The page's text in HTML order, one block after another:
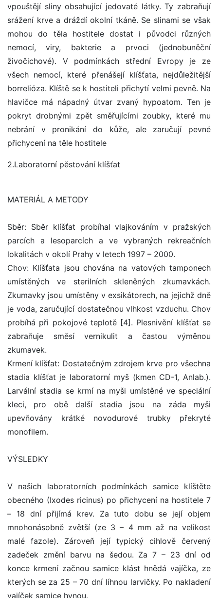
vpouštějí sliny obsahující jedovaté látky. Ty zabraňují
srážení krve a dráždí okolní tkáně. Se slinami se však
mohou do těla hostitele dostat i původci různých
nemocí, viry, bakterie a prvoci (jednobuněční
živočichové). V podmínkách střední Evropy je ze
všech nemocí, které přenášejí klíšťata, nejdůležitější
borrelióza. Klíště se k hostiteli přichytí velmi pevně. Na
hlavičce má nápadný útvar zvaný hypoatom. Ten je
pokryt drobnými zpět směřujícími zoubky, které mu
nebrání v pronikání do kůže, ale zaručují pevné
přichycení na těle hostitele
2.Laboratorní pěstování klíšťat
MATERIÁL A METODY
Sběr: Sběr klíšťat probíhal vlajkováním v pražských
parcích a lesoparcích a ve vybraných rekreačních
lokalitách v okolí Prahy v letech 1997 – 2000.
Chov: Klíšťata jsou chována na vatových tamponech
umístěných ve sterilních skleněných zkumavkách.
Zkumavky jsou umístěny v exsikátorech, na jejichž dně
je voda, zaručující dostatečnou vlhkost vzduchu. Chov
probíhá při pokojové teplotě [4]. Plesnivění klíšťat se
zabraňuje směsí vernikulit a častou výměnou
zkumavek.
Krmení klíšťat: Dostatečným zdrojem krve pro všechna
stadia klíšťat je laboratorní myš (kmen CD-1, Anlab.).
Larvální stadia se krmí na myši umístěné ve speciální
kleci, pro obě další stadia jsou na záda myši
upevňovány krátké novodurové trubky překryté
monofilem.
VÝSLEDKY
V našich laboratorních podmínkách samice klíštěte
obecného (Ixodes ricinus) po přichycení na hostitele 7
– 18 dní přijímá krev. Za tuto dobu se její objem
mnohonásobně zvětší (ze 3 – 4 mm až na velikost
malé fazole). Zároveň její typický cihlově červený
zadeček změní barvu na šedou. Za 7 – 23 dní od
konce krmení začnou samice klást hnědá vajíčka, ze
kterých se za 25 – 70 dní líhnou larvičky. Po nakladení
vajíček samice hynou.